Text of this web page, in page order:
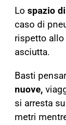
Lo spazio
caso di
rispetto
asciutta.
Basti
nuove,
si arresta
metri